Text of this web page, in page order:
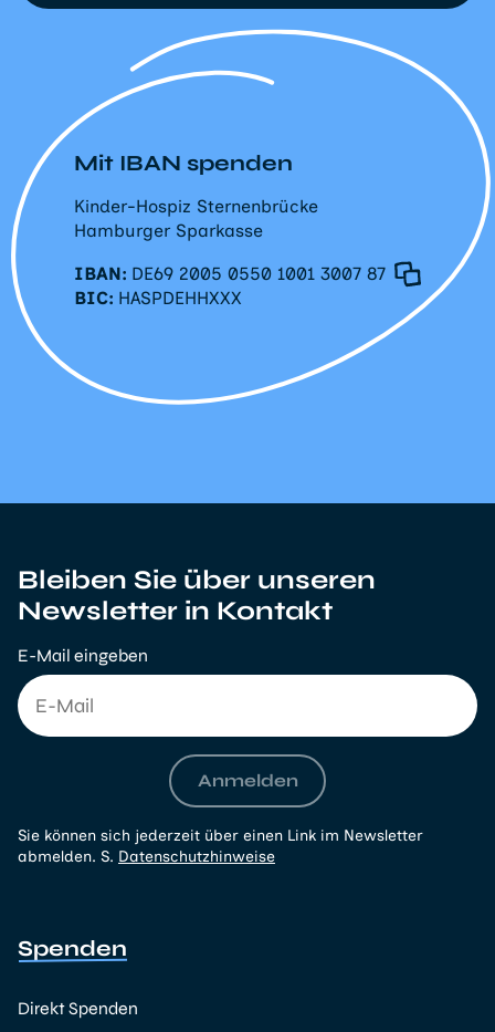
Mit IBAN spenden
Kinder-Hospiz Sternenbrücke
Hamburger Sparkasse
IBAN: DE69 2005 0550 1001 3007 87
BIC: HASPDEHHXXX
Bleiben Sie über unseren
Newsletter in Kontakt
E-Mail eingeben
Anmelden
Sie können sich jederzeit über einen Link im Newsletter
abmelden. S. Datenschutzhinweise
Spenden
Direkt Spenden